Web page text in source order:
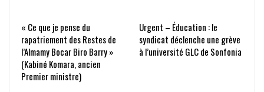
« Ce que je pense du
rapatriement des Restes de
l’Almamy Bocar Biro Barry »
(Kabiné Komara, ancien
Premier ministre)
Urgent – Éducation : le
syndicat déclenche une grève
à l’université GLC de Sonfonia